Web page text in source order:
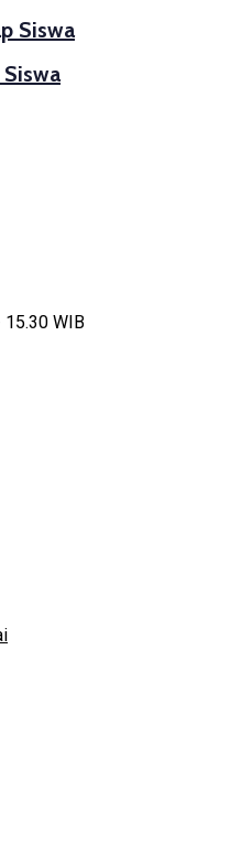
Siswa
15.30 WIB